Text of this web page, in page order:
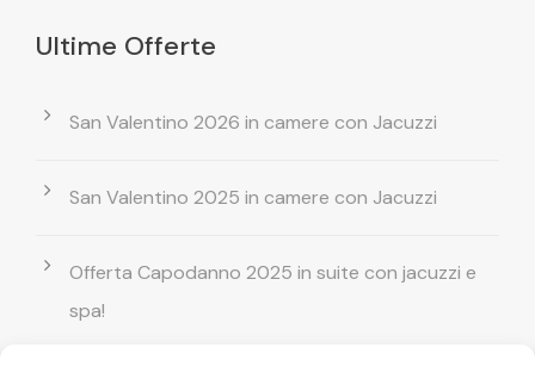
Ultime Offerte
San Valentino 2026 in camere con Jacuzzi
San Valentino 2025 in camere con Jacuzzi
Offerta Capodanno 2025 in suite con jacuzzi e
spa!